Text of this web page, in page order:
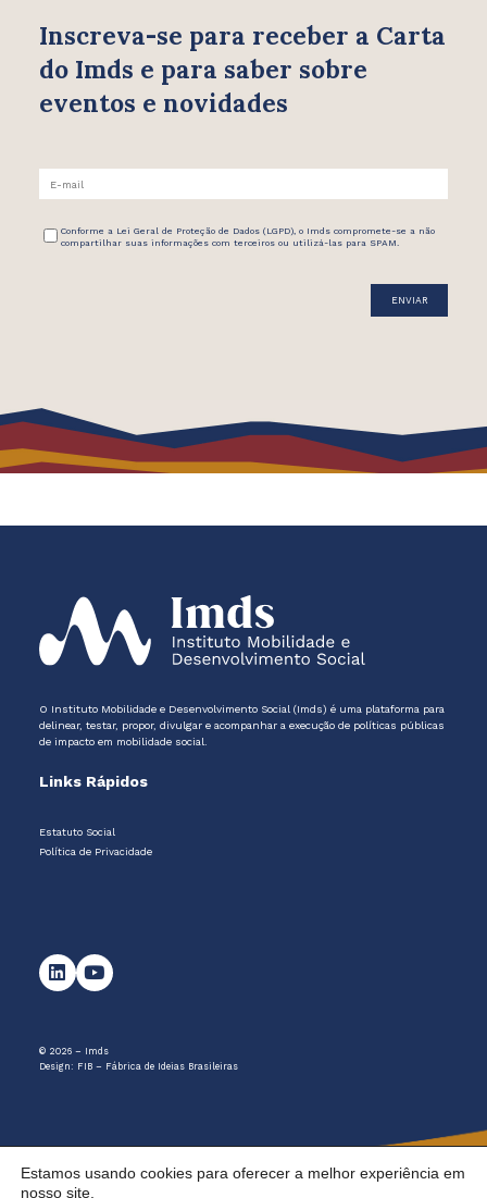
Inscreva-se para receber a Carta
do Imds e para saber sobre
eventos e novidades
Conforme a Lei Geral de Proteção de Dados (LGPD), o Imds compromete-se a não
compartilhar suas informações com terceiros ou utilizá-las para SPAM.
O Instituto Mobilidade e Desenvolvimento Social (Imds) é uma plataforma para
delinear, testar, propor, divulgar e acompanhar a execução de políticas públicas
de impacto em mobilidade social.
Links Rápidos
Estatuto Social
Política de Privacidade
© 2026 – Imds
Design: FIB – Fábrica de Ideias Brasileiras
Estamos usando cookies para oferecer a melhor experiência em
nosso site.